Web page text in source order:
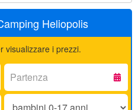
Heliopolis
visualizzare i prezzi.
Partenza:
Bambini